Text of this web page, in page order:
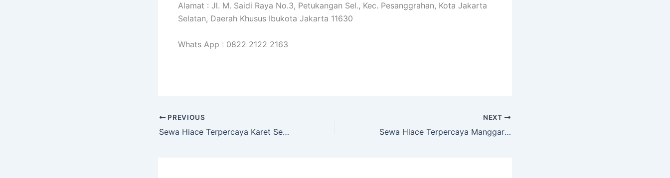
Alamat : Jl. M. Saidi Raya No.3, Petukangan Sel., Kec. Pesanggrahan, Kota Jakarta
Selatan, Daerah Khusus Ibukota Jakarta 11630
Whats App : 0822 2122 2163
PREVIOUS
Sewa Hiace Terpercaya Karet Setiabudi Jakarta Selatan
NEXT
Sewa Hiace Terpercaya Manggarai Tebet Jakarta Selatan